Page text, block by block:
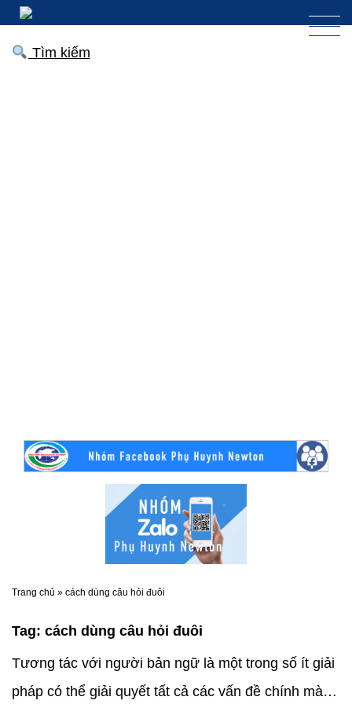
Tìm kiếm
Trang chủ » cách dùng câu hỏi đuôi
Tag: cách dùng câu hỏi đuôi
Tương tác với người bản ngữ là một trong số ít giải
pháp có thể giải quyết tất cả các vấn đề chính mà